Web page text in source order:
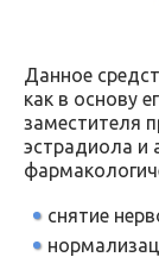
Данное
как в основу
заместителя
эстрадиола и
снятие